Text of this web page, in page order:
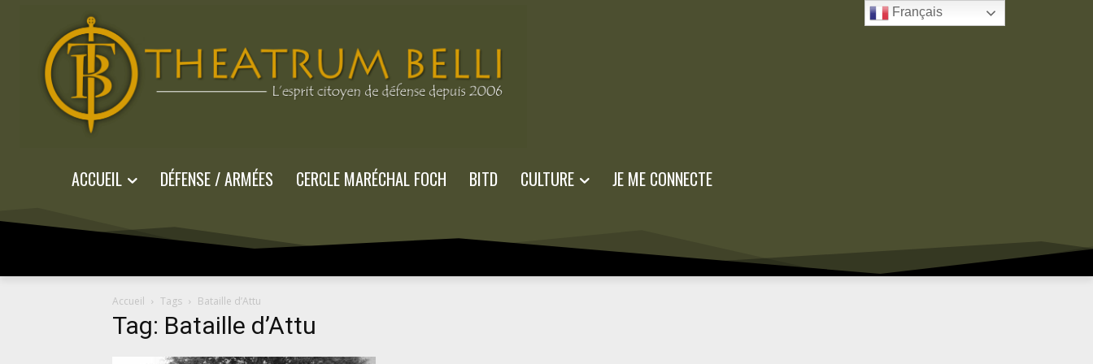
ACCUEIL DÉFENSE / ARMÉES CERCLE MARÉCHAL FOCH BITD CULTURE JE ME CONNECTE
Accueil Tags Bataille d’Attu
Tag: Bataille d’Attu
Français